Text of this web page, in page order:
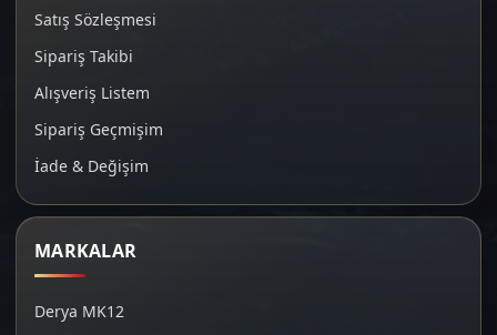
Satış Sözleşmesi
Sipariş Takibi
Alışveriş Listem
Sipariş Geçmişim
İade & Değişim
MARKALAR
Derya MK12